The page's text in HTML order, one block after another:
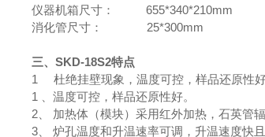
仪器机箱尺寸： 655*340*210mm
消化管尺寸： 25*300mm
三、SKD-18S2特点
1 杜绝挂壁现象，温度可控，样品还原性好
1 、温度可控，样品还原性好。
2、 加热体（模块）采用红外加热，石英管
3、 炉孔温度和升温速率可调，升温速度快